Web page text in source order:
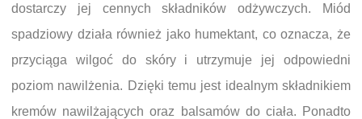
dostarczy jej cennych składników odżywczych. Miód
spadziowy działa również jako humektant, co oznacza, że
przyciąga wilgoć do skóry i utrzymuje jej odpowiedni
poziom nawilżenia. Dzięki temu jest idealnym składnikiem
kremów nawilżających oraz balsamów do ciała. Ponadto